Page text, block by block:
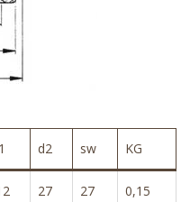
d2 sw KG
27 27 0,15